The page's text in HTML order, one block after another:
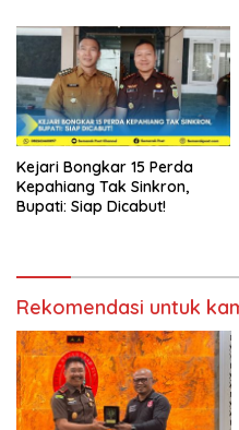
Kejari Bongkar 15 Perda
Kepahiang Tak Sinkron,
Bupati: Siap Dicabut!
Rekomendasi untuk